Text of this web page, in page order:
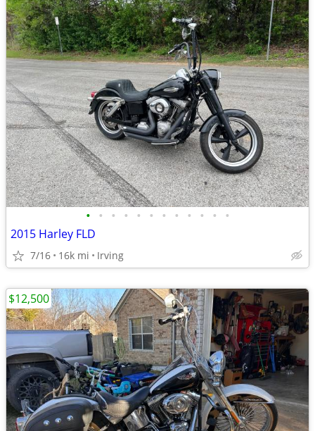
• • • • • • • • • • • •
2015 Harley FLD
7/16 16k mi Irving
$12,500